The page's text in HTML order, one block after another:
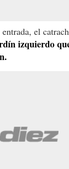
el
izquierdo